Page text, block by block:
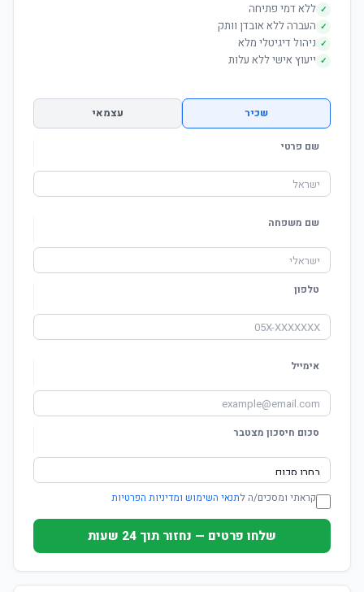
✓ ללא דמי פתיחה
✓ העברה ללא אובדן וותק
✓ ניהול דיגיטלי מלא
✓ ייעוץ אישי ללא עלות
שכיר עצמאי
שם פרטי
שם משפחה
טלפון
אימייל
סכום חיסכון מצטבר
קראתי ומסכים/ה לתנאי השימוש ומדיניות הפרטיות
שלחו פרטים — נחזור תוך 24 שעות